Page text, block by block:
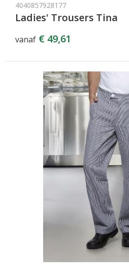
4040857928177
Ladies' Trousers Tina
vanaf € 49,61